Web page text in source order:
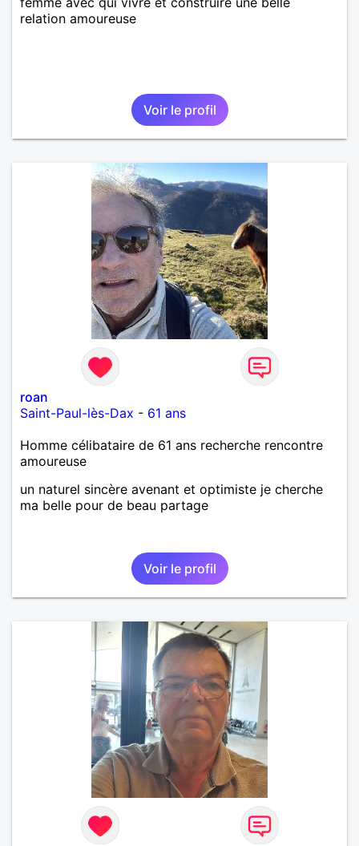
relation amoureuse
Voir le profil
roan
Saint-Paul-lès-Dax - 61 ans
Homme célibataire de 61 ans recherche rencontre
amoureuse
un naturel sincère avenant et optimiste je cherche
ma belle pour de beau partage
Voir le profil